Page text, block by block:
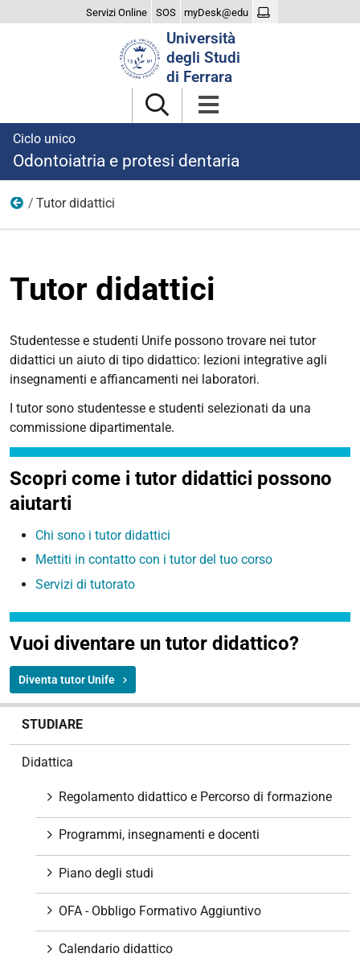
Servizi Online SOS myDesk@edu
Università
degli Studi
di Ferrara
Ciclo unico
Odontoiatria e protesi dentaria
Didattica
Tutor didattici
Tutor didattici
Studentesse e studenti Unife possono trovare nei tutor
didattici un aiuto di tipo didattico: lezioni integrative agli
insegnamenti e affiancamenti nei laboratori.
I tutor sono studentesse e studenti selezionati da una
commissione dipartimentale.
Scopri come i tutor didattici possono
aiutarti
Chi sono i tutor didattici
Mettiti in contatto con i tutor del tuo corso
Servizi di tutorato
Vuoi diventare un tutor didattico?
Diventa tutor Unife
STUDIARE
Didattica
Regolamento didattico e Percorso di formazione
Programmi, insegnamenti e docenti
Piano degli studi
OFA - Obbligo Formativo Aggiuntivo
Calendario didattico